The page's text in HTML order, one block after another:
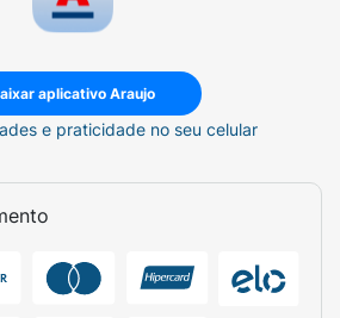
aplicativo Araujo
e praticidade no seu celular